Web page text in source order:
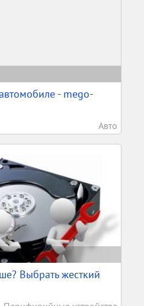
- mego-
Авто
Выбрать жесткий